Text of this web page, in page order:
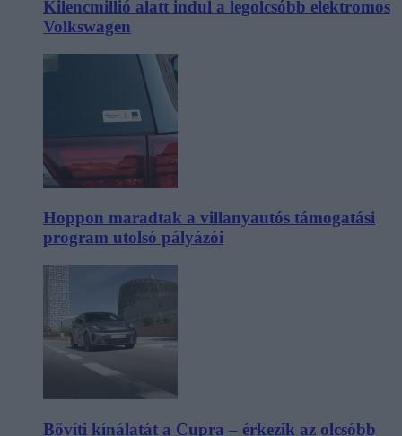
Kilencmillió alatt indul a legolcsóbb elektromos
Volkswagen
Hoppon maradtak a villanyautós támogatási
program utolsó pályázói
Bővíti kínálatát a Cupra – érkezik az olcsóbb